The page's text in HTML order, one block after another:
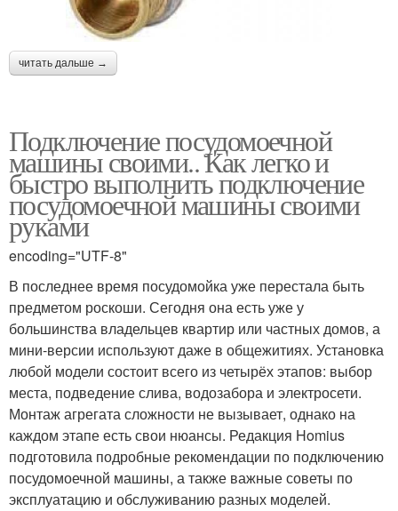
читать дальше →
Подключение посудомоечной
машины своими.. Как легко и
быстро выполнить подключение
посудомоечной машины своими
руками
encoding="UTF-8"
В последнее время посудомойка уже перестала быть
предметом роскоши. Сегодня она есть уже у
большинства владельцев квартир или частных домов, а
мини-версии используют даже в общежитиях. Установка
любой модели состоит всего из четырёх этапов: выбор
места, подведение слива, водозабора и электросети.
Монтаж агрегата сложности не вызывает, однако на
каждом этапе есть свои нюансы. Редакция Homius
подготовила подробные рекомендации по подключению
посудомоечной машины, а также важные советы по
эксплуатацию и обслуживанию разных моделей.